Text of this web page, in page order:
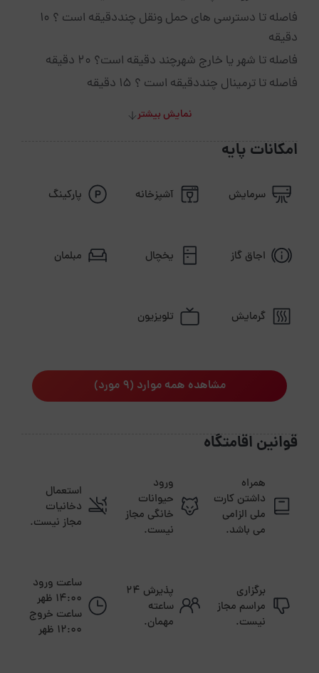
فاصله تا دسترسی های حمل ونقل چنددقیقه است ؟ 10
دقیقه
فاصله تا شهر یا خارج شهرچند دقیقه است؟ 20 دقیقه
فاصله تا ترمینال چنددقیقه است ؟ 15 دقیقه
نمایش بیشتر
امکانات پایه
سرمایش آشپزخانه پارکینگ
اجاق گاز یخچال مبلمان
گرمایش تلویزیون
مشاهده همه موارد (9 مورد)
قوانین اقامتگاه
همراه
داشتن کارت
ملی الزامی
می باشد.
ورود
حیوانات
خانگی مجاز
نیست.
استعمال
دخانیات
مجاز نیست.
برگزاری
مراسم مجاز
نیست.
پذیرش ۲۴
ساعته
مهمان.
ساعت ورود
14:00 ظهر
ساعت خروج
12:00 ظهر